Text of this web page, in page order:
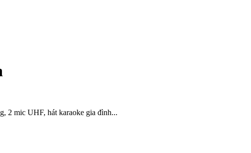
2 mic UHF, hát karaoke gia đình...